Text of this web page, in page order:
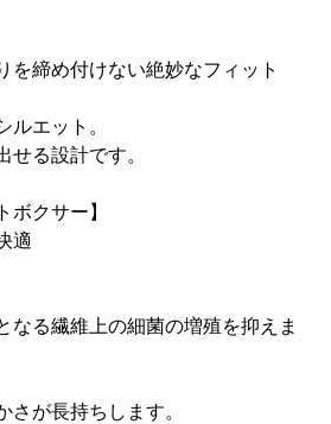
を締め付けない絶妙なフィット
ルエット。
せる設計です。
ボクサー】
適
る繊維上の細菌の増殖を抑えま
が長持ちします。